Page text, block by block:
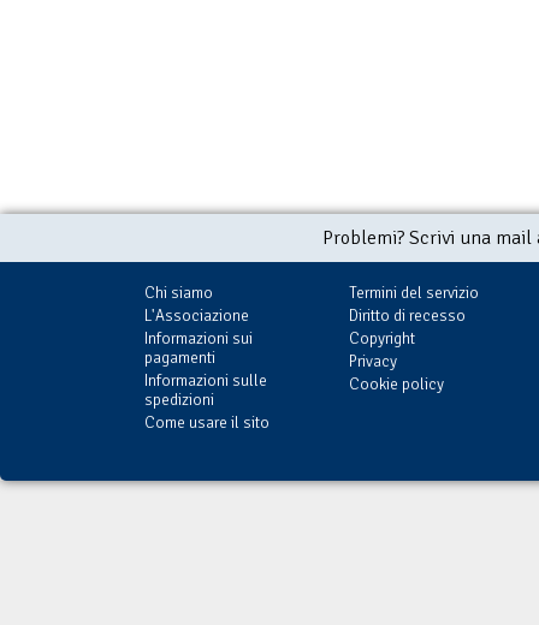
Problemi? Scrivi una
Chi siamo
L'Associazione
Informazioni sui
pagamenti
Informazioni sulle
spedizioni
Come usare il sito
Termini del servizio
Diritto di recesso
Copyright
Privacy
Cookie policy